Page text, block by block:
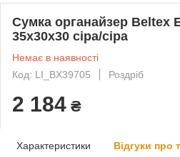
Сумка органайзер Beltex
35х30х30 сіра/сіра
Немає в наявності
Код: LI_BX39705
Роздріб
2 184 ₴
Характеристики Відгуки про